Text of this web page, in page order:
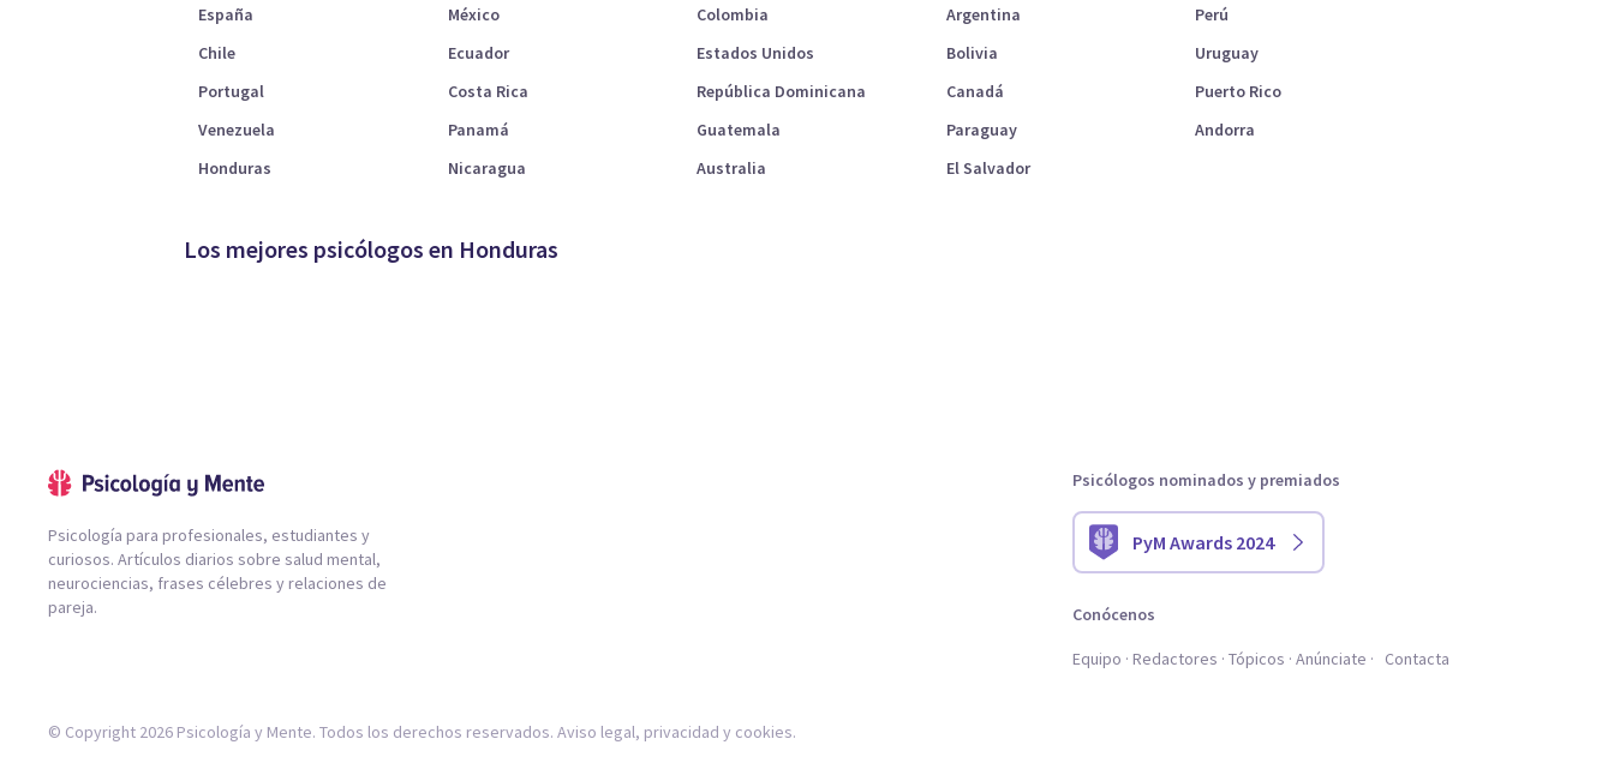
España México Colombia Argentina
Perú
Chile
Ecuador Estados Unidos Bolivia
Uruguay
Portugal
Costa Rica República Dominicana Canadá
Puerto Rico
Venezuela
Panamá Guatemala Paraguay
Andorra
Honduras
Nicaragua Australia El Salvador
Los mejores psicólogos en Honduras
Psicología para profesionales, estudiantes y
curiosos. Artículos diarios sobre salud mental,
neurociencias, frases célebres y relaciones de
pareja.
Psicólogos nominados y premiados
PyM Awards 2024
Conócenos
Equipo Redactores Tópicos Anúnciate Contacta
© Copyright 2026 Psicología y Mente. Todos los derechos reservados. Aviso legal, privacidad y cookies.